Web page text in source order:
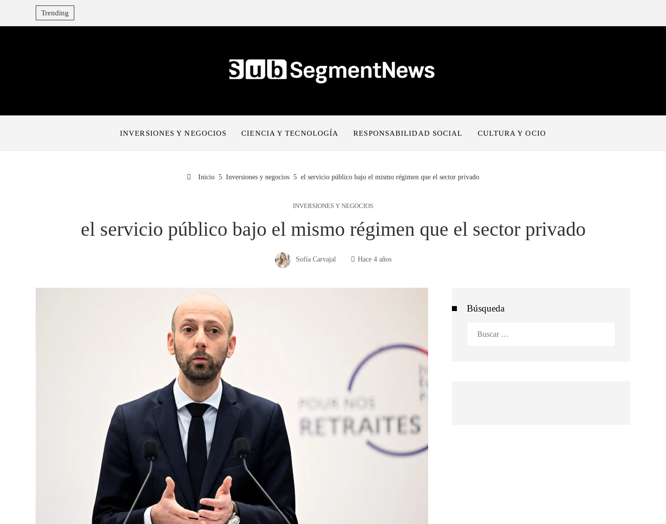
Trending
INVERSIONES Y NEGOCIOS CIENCIA Y TECNOLOGÍA RESPONSABILIDAD SOCIAL CULTURA Y OCIO
Inicio Inversiones y negocios el servicio público bajo el mismo régimen que el sector privado
INVERSIONES Y NEGOCIOS
el servicio público bajo el mismo régimen que el sector privado
Sofía Carvajal Hace 4 años
Búsqueda